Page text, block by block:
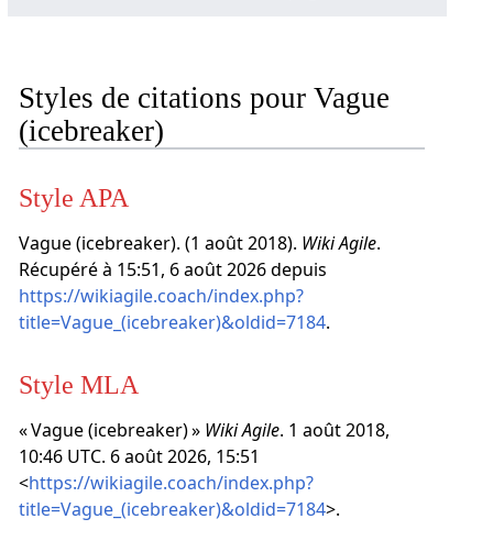
Styles de citations pour Vague
(icebreaker)
Style APA
Vague (icebreaker). (1 août 2018). Wiki Agile.
Récupéré à 15:51, 6 août 2026 depuis
https://wikiagile.coach/index.php?
title=Vague_(icebreaker)&oldid=7184.
Style MLA
« Vague (icebreaker) » Wiki Agile. 1 août 2018,
10:46 UTC. 6 août 2026, 15:51
<https://wikiagile.coach/index.php?
title=Vague_(icebreaker)&oldid=7184>.